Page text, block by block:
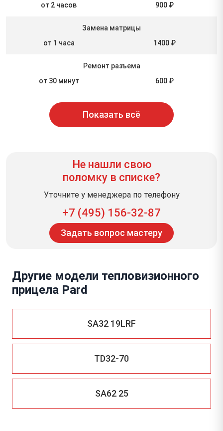
от 2 часов
900 ₽
Замена матрицы
от 1 часа
1400 ₽
Ремонт разъема
от 30 минут
600 ₽
Показать всё
Не нашли свою
поломку в списке?
Уточните у менеджера по телефону
+7 (495) 156-32-87
Задать вопрос мастеру
Другие модели тепловизионного
прицела Pard
SA32 19LRF
TD32-70
SA62 25